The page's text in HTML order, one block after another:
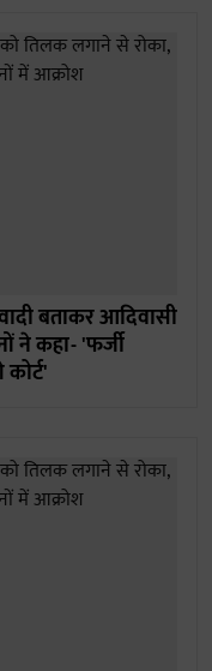
बताकर आदिवासी
ने कहा- 'फर्जी